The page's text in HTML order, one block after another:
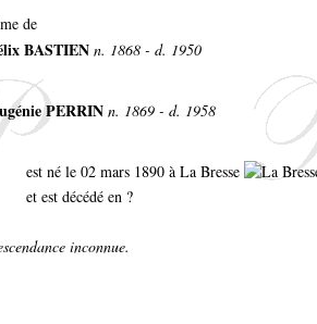
de
BASTIEN n. 1868 - d. 1950
PERRIN n. 1869 - d. 1958
est né le 02 mars 1890 à La Bresse
et est décédé en ?
inconnue.